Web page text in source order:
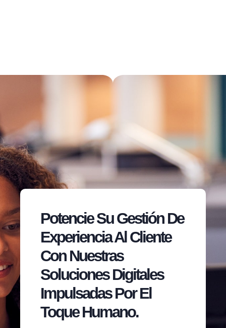
Potencie Su Gestión De
Experiencia Al Cliente
Con Nuestras
Soluciones Digitales
Impulsadas Por El
Toque Humano.